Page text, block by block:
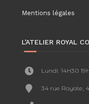
Mentions légales
L’ATELIER ROYAL
Lundi: 14H30
34 rue Royale,